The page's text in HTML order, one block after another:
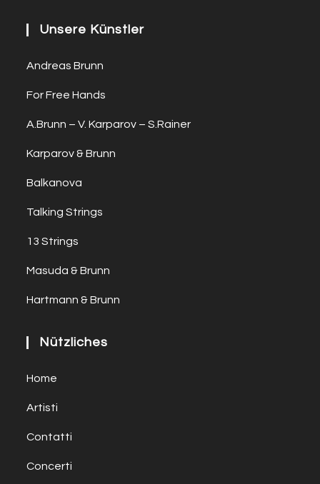
Unsere Künstler
Andreas Brunn
For Free Hands
A.Brunn – V. Karparov – S.Rainer
Karparov & Brunn
Balkanova
Talking Strings
13 Strings
Masuda & Brunn
Hartmann & Brunn
Nützliches
Home
Artisti
Contatti
Concerti